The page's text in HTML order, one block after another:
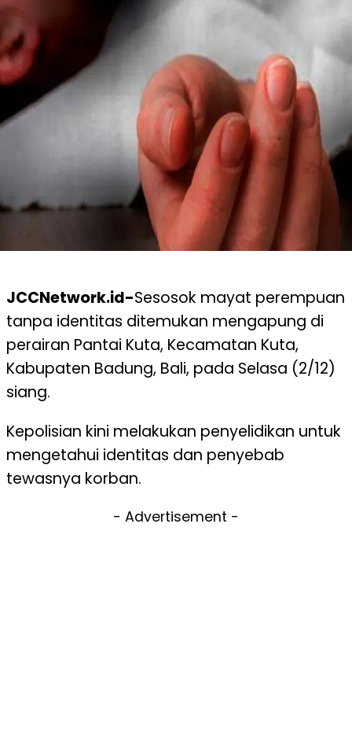
JCCNetwork.id-Sesosok mayat perempuan
tanpa identitas ditemukan mengapung di
perairan Pantai Kuta, Kecamatan Kuta,
Kabupaten Badung, Bali, pada Selasa (2/12)
siang.
Kepolisian kini melakukan penyelidikan untuk
mengetahui identitas dan penyebab
tewasnya korban.
- Advertisement -